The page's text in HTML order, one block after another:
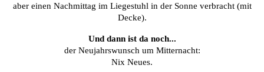
aber einen Nachmittag im Liegestuhl in der Sonne verbracht (mit
Decke).
Und dann ist da noch...
der Neujahrswunsch um Mitternacht:
Nix Neues.